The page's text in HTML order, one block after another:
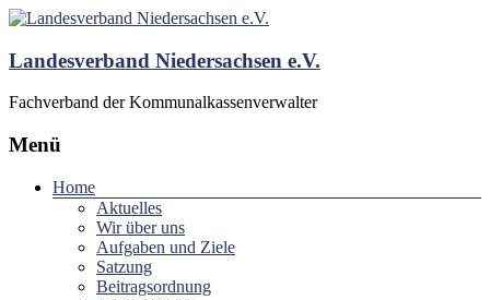
Landesverband Niedersachsen e.V.
Fachverband der Kommunalkassenverwalter
Menü
Home
Aktuelles
Wir über uns
Aufgaben und Ziele
Satzung
Beitragsordnung